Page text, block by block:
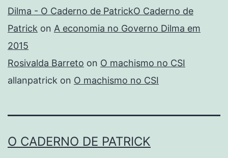
Dilma - O Caderno de PatrickO Caderno de
Patrick on A economia no Governo Dilma em
2015
Rosivalda Barreto on O machismo no CSI
allanpatrick on O machismo no CSI
O CADERNO DE PATRICK